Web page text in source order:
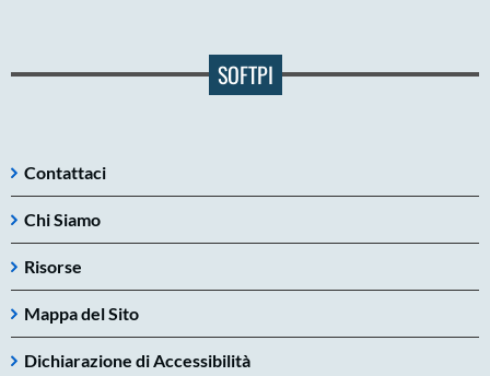
SOFTPI
Contattaci
Chi Siamo
Risorse
Mappa del Sito
Dichiarazione di Accessibilità